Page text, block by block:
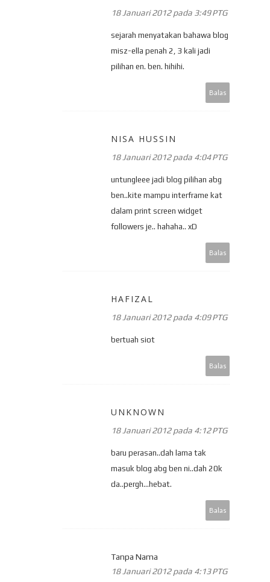
18 Januari 2012 pada 3:49 PTG
sejarah menyatakan bahawa blog
misz-ella penah 2, 3 kali jadi
pilihan en. ben. hihihi.
Balas
NISA HUSSIN
18 Januari 2012 pada 4:04 PTG
untungleee jadi blog pilihan abg
ben..kite mampu interframe kat
dalam print screen widget
followers je.. hahaha.. xD
Balas
HAFIZAL
18 Januari 2012 pada 4:09 PTG
bertuah siot
Balas
UNKNOWN
18 Januari 2012 pada 4:12 PTG
baru perasan..dah lama tak
masuk blog abg ben ni..dah 20k
da..pergh...hebat.
Balas
Tanpa Nama
18 Januari 2012 pada 4:13 PTG